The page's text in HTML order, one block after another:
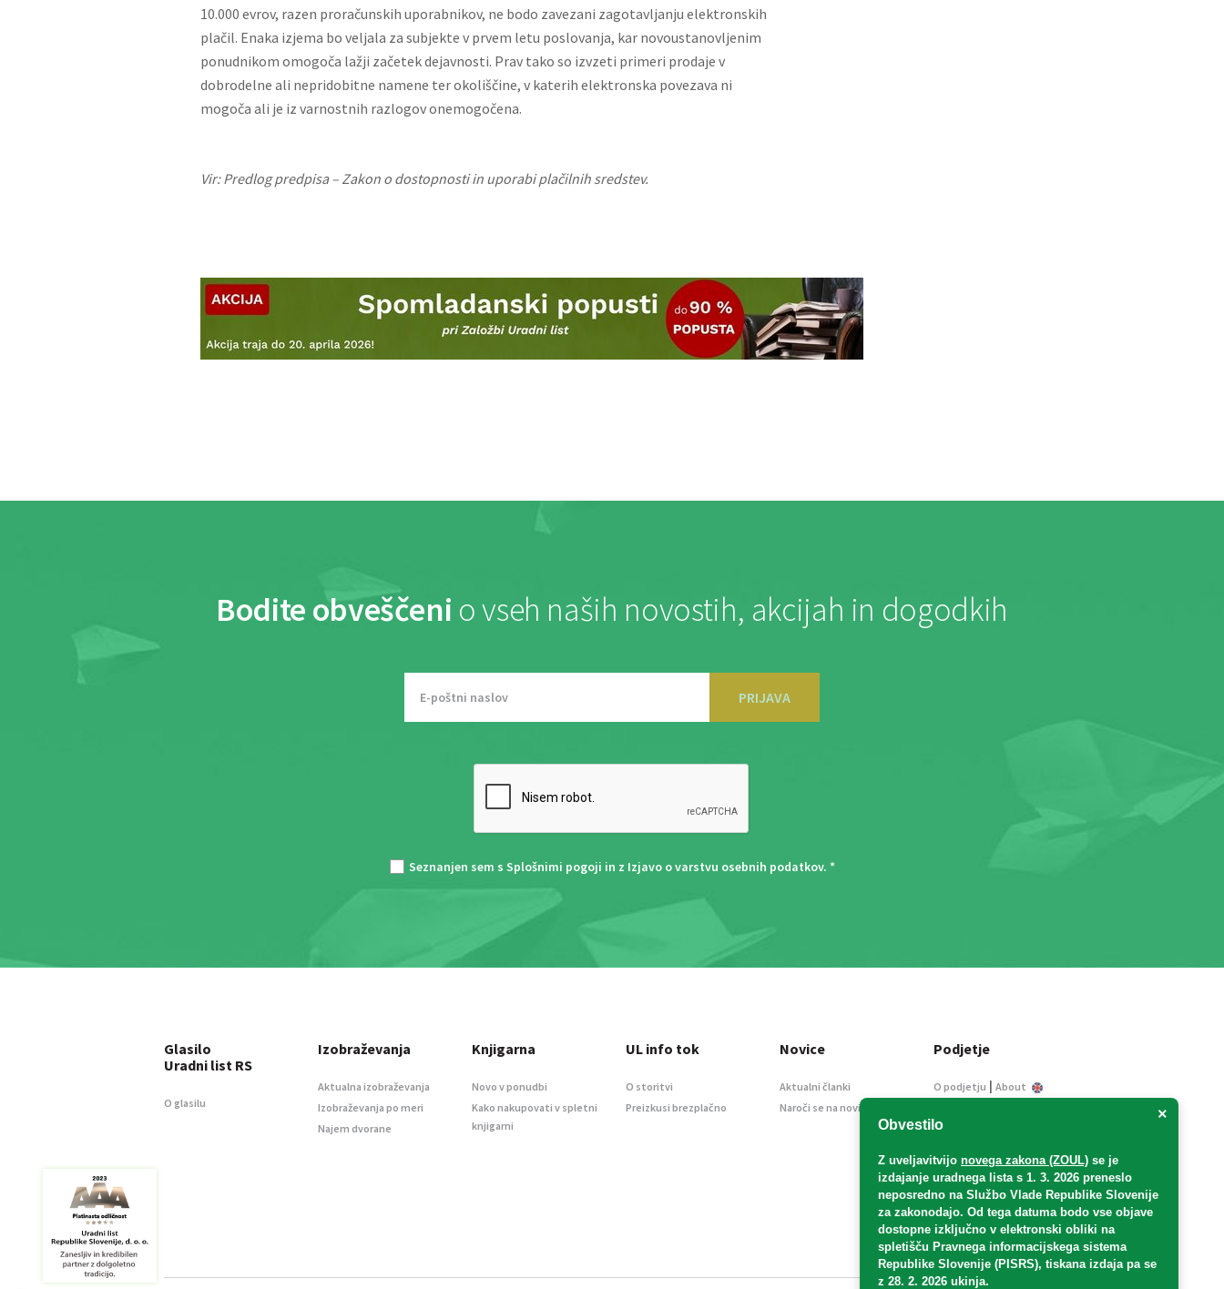
10.000 evrov, razen proračunskih uporabnikov, ne bodo zavezani zagotavljanju elektronskih
plačil. Enaka izjema bo veljala za subjekte v prvem letu poslovanja, kar novoustanovljenim
ponudnikom omogoča lažji začetek dejavnosti. Prav tako so izvzeti primeri prodaje v
dobrodelne ali nepridobitne namene ter okoliščine, v katerih elektronska povezava ni
mogoča ali je iz varnostnih razlogov onemogočena.
Vir: Predlog predpisa – Zakon o dostopnosti in uporabi plačilnih sredstev.
Bodite obveščeni o vseh naših novostih, akcijah in dogodkih
PRIJAVA
Seznanjen sem s Splošnimi pogoji in z Izjavo o varstvu osebnih podatkov. *
×
Obvestilo
Z uveljavitvijo novega zakona (ZOUL) se je
izdajanje uradnega lista s 1. 3. 2026 preneslo
neposredno na Službo Vlade Republike Slovenije
za zakonodajo. Od tega datuma bodo vse objave
dostopne izključno v elektronski obliki na
spletišču Pravnega informacijskega sistema
Republike Slovenije (PISRS), tiskana izdaja pa se
z 28. 2. 2026 ukinja.
Glasilo
Uradni list RS
O glasilu
Izobraževanja
Aktualna izobraževanja
Izobraževanja po meri
Najem dvorane
Knjigarna
Novo v ponudbi
Kako nakupovati v spletni
knjigarni
UL info tok
O storitvi
Preizkusi brezplačno
Novice
Aktualni članki
Naroči se na novice
Podjetje
O podjetju | About
Informacije javnega
Oglaševanje
Splošni pogoji
Izjava o varstvu osebnih
podatkov
E-dražbe